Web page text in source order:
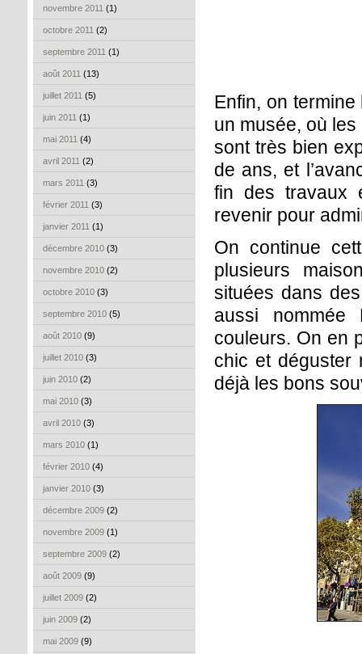
novembre 2011 (1)
octobre 2011 (2)
septembre 2011 (1)
août 2011 (13)
juillet 2011 (5)
juin 2011 (1)
mai 2011 (4)
avril 2011 (2)
mars 2011 (3)
février 2011 (3)
janvier 2011 (1)
décembre 2010 (3)
novembre 2010 (2)
octobre 2010 (3)
septembre 2010 (5)
août 2010 (9)
juillet 2010 (3)
juin 2010 (2)
mai 2010 (3)
avril 2010 (3)
mars 2010 (1)
février 2010 (4)
janvier 2010 (3)
décembre 2009 (2)
novembre 2009 (1)
septembre 2009 (2)
août 2009 (9)
juillet 2009 (2)
juin 2009 (2)
mai 2009 (9)
Enfin, on
un musée, où
sont très bien
de ans, et
fin des travaux
revenir pour
On continue
plusieurs
situées dans
aussi
couleurs. On en
chic et déguster
déjà les bons